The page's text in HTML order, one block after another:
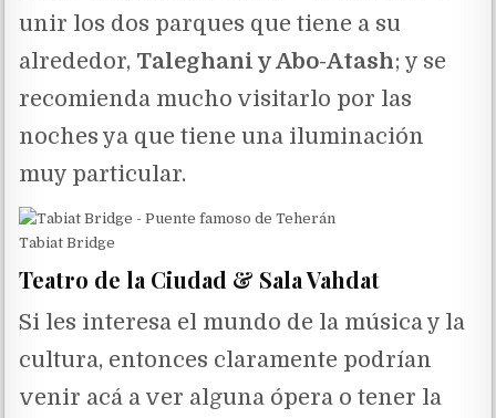
unir los dos parques que tiene a su
alrededor, Taleghani y Abo-Atash; y se
recomienda mucho visitarlo por las
noches ya que tiene una iluminación
muy particular.
Tabiat Bridge
Teatro de la Ciudad & Sala Vahdat
Si les interesa el mundo de la música y la
cultura, entonces claramente podrían
venir acá a ver alguna ópera o tener la